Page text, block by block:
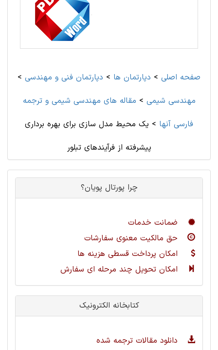
صفحه اصلی > دپارتمان ها > دپارتمان فنی و مهندسی >
مهندسی شیمی > مقاله های مهندسی شیمی و ترجمه
فارسی آنها > یک محیط مدل سازی برای بهره برداری
پیشرفته از فرآیندهای تبلور
چرا پورتال پویان؟
ضمانت خدمات
حق مالکیت معنوی سفارشات
امکان پرداخت قسطی هزینه ها
امکان تحویل چند مرحله ای سفارش
کتابخانه الکترونیک
دانلود مقالات ترجمه شده